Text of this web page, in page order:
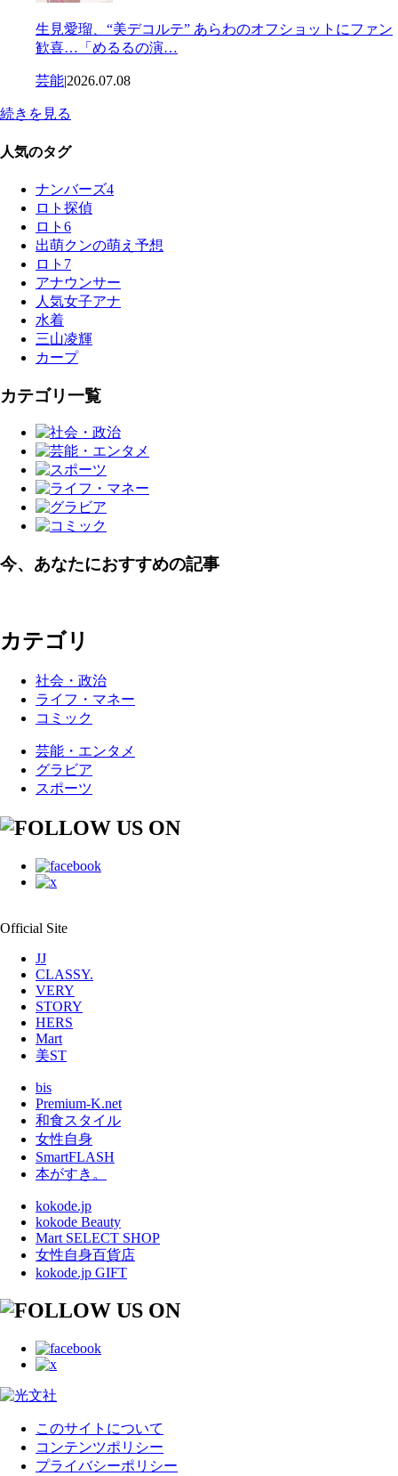
生見愛瑠、“美デコルテ” あらわのオフショットにファン
歓喜…「めるるの演…
芸能|2026.07.08
続きを見る
人気のタグ
ナンバーズ4
ロト探偵
ロト6
出萌クンの萌え予想
ロト7
アナウンサー
人気女子アナ
水着
三山凌輝
カープ
カテゴリ一覧
今、あなたにおすすめの記事
カテゴリ
社会・政治
ライフ・マネー
コミック
芸能・エンタメ
グラビア
スポーツ
Official Site
JJ
CLASSY.
VERY
STORY
HERS
Mart
美ST
bis
Premium-K.net
和食スタイル
女性自身
SmartFLASH
本がすき。
kokode.jp
kokode Beauty
Mart SELECT SHOP
女性自身百貨店
kokode.jp GIFT
このサイトについて
コンテンツポリシー
プライバシーポリシー